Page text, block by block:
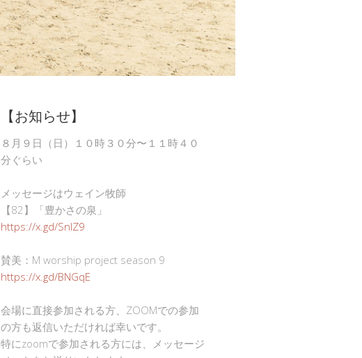
【お知らせ】
８月９日（日）１０時３０分〜１１時４０
分ぐらい
メッセージはウェイン牧師
【82】「豊かさの泉」
https://x.gd/SnlZ9
賛美：M worship project season 9
https://x.gd/BNGqE
会場に直接参加される方、ZOOMでの参加
の方も返信いただければ幸いです。
特にzoomで参加される方には、メッセージ